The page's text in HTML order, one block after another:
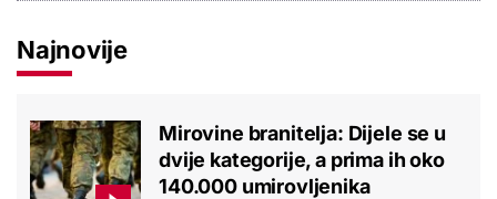
Najnovije
Mirovine branitelja: Dijele se u
dvije kategorije, a prima ih oko
140.000 umirovljenika